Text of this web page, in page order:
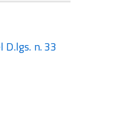
n. 33